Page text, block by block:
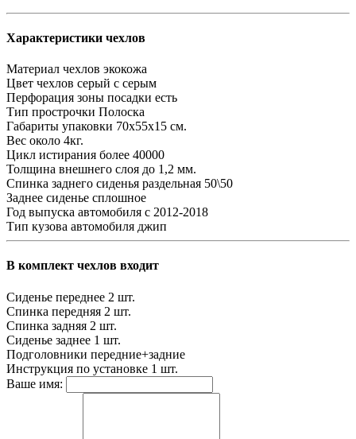
Характеристики чехлов
Материал чехлов экокожа
Цвет чехлов серый с серым
Перфорация зоны посадки есть
Тип прострочки Полоска
Габариты упаковки 70х55х15 см.
Вес около 4кг.
Цикл истирания более 40000
Толщина внешнего слоя до 1,2 мм.
Спинка заднего сиденья раздельная 50\50
Заднее сиденье сплошное
Год выпуска автомобиля с 2012-2018
Тип кузова автомобиля джип
В комплект чехлов входит
Сиденье переднее 2 шт.
Спинка передняя 2 шт.
Спинка задняя 2 шт.
Сиденье заднее 1 шт.
Подголовники передние+задние
Инструкция по установке 1 шт.
Ваше имя: